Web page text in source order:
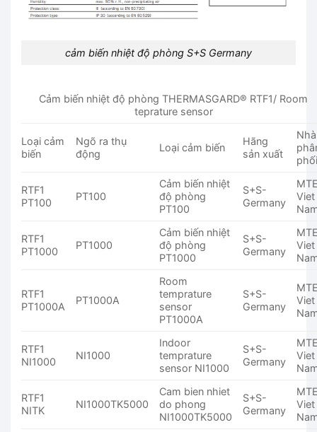
cảm biến nhiệt độ phòng S+S Germany
Cảm biến nhiệt độ phòng THERMASGARD® RTF1/ Room
teprature sensor
Loại cảm
biến
Ngõ ra thụ
động
Loại cảm biến
Hãng
sản xuất
Nhà
RTF1
PT100
PT100
Cảm biến nhiệt
độ phòng
PT100
S+S-
Germany
Viet
RTF1
PT1000
PT1000
Cảm biến nhiệt
độ phòng
PT1000
S+S-
Germany
Viet
RTF1
PT1000A
PT1000A
Room
temprature
sensor
PT1000A
S+S-
Germany
Viet
RTF1
NI1000
NI1000
Indoor
temprature
sensor NI1000
S+S-
Germany
Viet
RTF1
NITK
NI1000TK5000
Cam bien nhiet
do phong
NI1000TK5000
S+S-
Germany
Viet